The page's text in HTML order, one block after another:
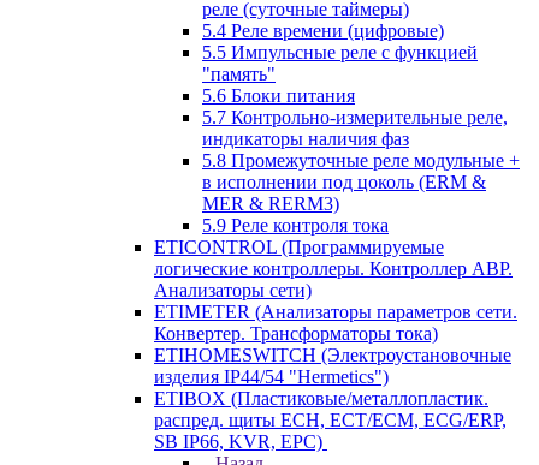
реле (суточные таймеры)
5.4 Реле времени (цифровые)
5.5 Импульсные реле с функцией
"память"
5.6 Блоки питания
5.7 Контрольно-измерительные реле,
индикаторы наличия фаз
5.8 Промежуточные реле модульные +
в исполнении под цоколь (ERM &
MER & RERM3)
5.9 Реле контроля тока
ETICONTROL (Программируемые
логические контроллеры. Контроллер АВР.
Анализаторы сети)
ETIMETER (Анализаторы параметров сети.
Конвертер. Трансформаторы тока)
ETIHOMESWITCH (Электроустановочные
изделия IP44/54 "Hermetics")
ETIBOX (Пластиковые/металлопластик.
распред. щиты ECH, ECT/ECM, ECG/ERP,
SB IP66, KVR, EPC)